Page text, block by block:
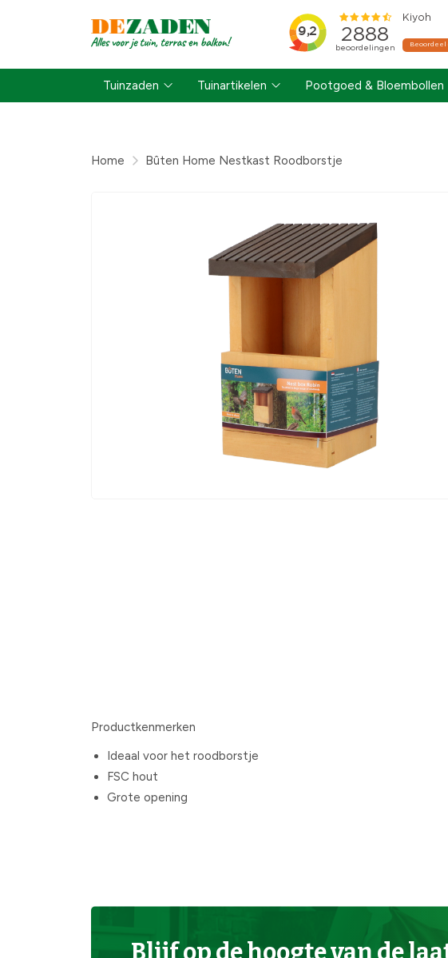
Tuinzaden Tuinartikelen Pootgoed & Bloembollen
Home Bûten Home Nestkast Roodborstje
Productkenmerken
Ideaal voor het roodborstje
FSC hout
Grote opening
Blijf op de hoogte van de